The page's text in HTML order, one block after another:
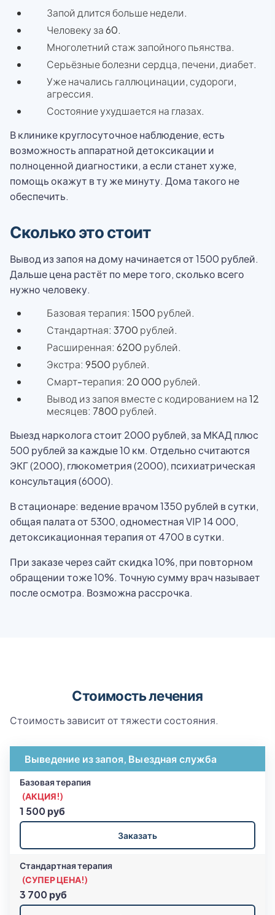
Запой длится больше недели.
Человеку за 60.
Многолетний стаж запойного пьянства.
Серьёзные болезни сердца, печени, диабет.
Уже начались галлюцинации, судороги,
агрессия.
Состояние ухудшается на глазах.
В клинике круглосуточное наблюдение, есть
возможность аппаратной детоксикации и
полноценной диагностики, а если станет хуже,
помощь окажут в ту же минуту. Дома такого не
обеспечить.
Сколько это стоит
Вывод из запоя на дому начинается от 1500 рублей.
Дальше цена растёт по мере того, сколько всего
нужно человеку.
Базовая терапия: 1500 рублей.
Стандартная: 3700 рублей.
Расширенная: 6200 рублей.
Экстра: 9500 рублей.
Смарт-терапия: 20 000 рублей.
Вывод из запоя вместе с кодированием на 12
месяцев: 7800 рублей.
Выезд нарколога стоит 2000 рублей, за МКАД плюс
500 рублей за каждые 10 км. Отдельно считаются
ЭКГ (2000), глюкометрия (2000), психиатрическая
консультация (6000).
В стационаре: ведение врачом 1350 рублей в сутки,
общая палата от 5300, одноместная VIP 14 000,
детоксикационная терапия от 4700 в сутки.
При заказе через сайт скидка 10%, при повторном
обращении тоже 10%. Точную сумму врач называет
после осмотра. Возможна рассрочка.
Стоимость лечения
Стоимость зависит от тяжести состояния.
Выведение из запоя, Выездная служба
Базовая терапия
(АКЦИЯ!)
1 500 руб
Заказать
Стандартная терапия
(СУПЕР ЦЕНА!)
3 700 руб